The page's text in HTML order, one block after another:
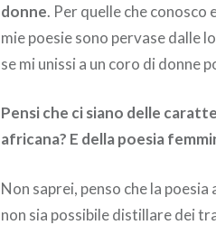
donne. Per quelle che conosco
mie poesie sono pervase dalle
se mi unissi a un coro di donne
Pensi che ci siano delle
africana? E della poesia
Non saprei, penso che la
non sia possibile distillare dei